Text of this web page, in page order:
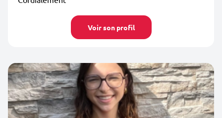
Voir son profil